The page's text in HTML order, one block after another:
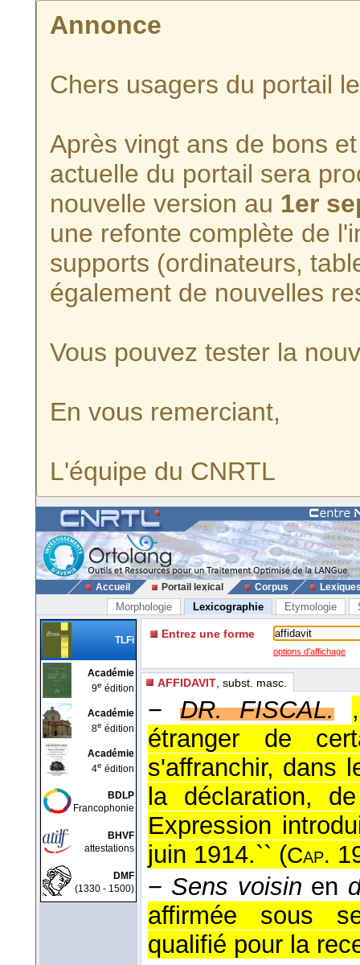
Annonce
Chers usagers du portail
Après vingt ans de bons
actuelle du portail sera
nouvelle version au 1er
une refonte complète de
supports (ordinateurs,
également de nouvelles
Vous pouvez tester la
En vous remerciant,
L'équipe du CNRTL
Accueil Portail lexical Corpus
Morphologie Lexicographie Etymologie
TLFi
Académie
9e édition
Académie
8e édition
Académie
4e édition
BDLP
Francophonie
BHVF
attestations
DMF
(1330 - 1500)
Entrez une forme
options d'affichage
AFFIDAVIT , subst. masc.
− DR. FISCAL.
étranger de
s'affranchir, dans
la déclaration,
Expression
juin 1914.`` (Cap.
− Sens voisin en
affirmée sous
qualifié pour la